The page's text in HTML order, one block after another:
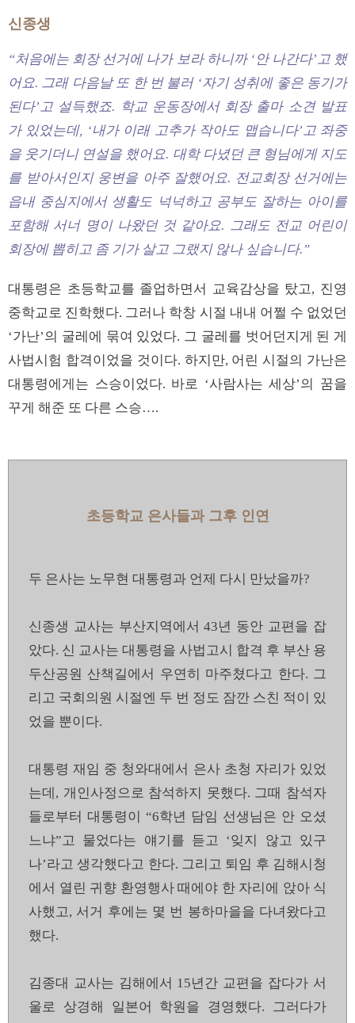
신종생
“처음에는 회장 선거에 나가 보라 하니까 ‘안 나간다’고 했
어요. 그래 다음날 또 한 번 불러 ‘자기 성취에 좋은 동기가
된다’고 설득했죠. 학교 운동장에서 회장 출마 소견 발표
가 있었는데, ‘내가 이래 고추가 작아도 맵습니다’고 좌중
을 웃기더니 연설을 했어요. 대학 다녔던 큰 형님에게 지도
를 받아서인지 웅변을 아주 잘했어요. 전교회장 선거에는
읍내 중심지에서 생활도 넉넉하고 공부도 잘하는 아이를
포함해 서너 명이 나왔던 것 같아요. 그래도 전교 어린이
회장에 뽑히고 좀 기가 살고 그랬지 않나 싶습니다.”
대통령은 초등학교를 졸업하면서 교육감상을 탔고, 진영
중학교로 진학했다. 그러나 학창 시절 내내 어쩔 수 없었던
‘가난’의 굴레에 묶여 있었다. 그 굴레를 벗어던지게 된 게
사법시험 합격이었을 것이다. 하지만, 어린 시절의 가난은
대통령에게는 스승이었다. 바로 ‘사람사는 세상’의 꿈을
꾸게 해준 또 다른 스승….
초등학교 은사들과 그후 인연
두 은사는 노무현 대통령과 언제 다시 만났을까?
신종생 교사는 부산지역에서 43년 동안 교편을 잡
았다. 신 교사는 대통령을 사법고시 합격 후 부산 용
두산공원 산책길에서 우연히 마주쳤다고 한다. 그
리고 국회의원 시절엔 두 번 정도 잠깐 스친 적이 있
었을 뿐이다.
대통령 재임 중 청와대에서 은사 초청 자리가 있었
는데, 개인사정으로 참석하지 못했다. 그때 참석자
들로부터 대통령이 “6학년 담임 선생님은 안 오셨
느냐”고 물었다는 얘기를 듣고 ‘잊지 않고 있구
나’라고 생각했다고 한다. 그리고 퇴임 후 김해시청
에서 열린 귀향 환영행사 때에야 한 자리에 앉아 식
사했고, 서거 후에는 몇 번 봉하마을을 다녀왔다고
했다.
김종대 교사는 김해에서 15년간 교편을 잡다가 서
울로 상경해 일본어 학원을 경영했다. 그러다가